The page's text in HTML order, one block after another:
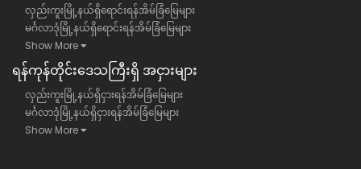
လှည်းကူးမြို့နယ်ရှိရောင်းရန်အိမ်ခြံမြေများ
မင်္ဂလာဒုံမြို့နယ်ရှိရောင်းရန်အိမ်ခြံမြေများ
Show More
ရန်​ကုန်တိုင်းဒေသကြီး​ရှိ အငှားများ
လှည်းကူးမြို့နယ်ရှိငှားရန်အိမ်ခြံမြေများ
မင်္ဂလာဒုံမြို့နယ်ရှိငှားရန်အိမ်ခြံမြေများ
Show More